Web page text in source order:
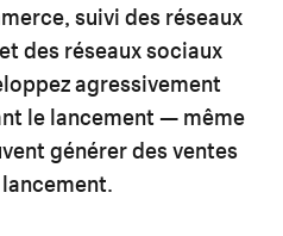
suivi des réseaux
des réseaux sociaux
agressivement
le lancement — même
générer des ventes